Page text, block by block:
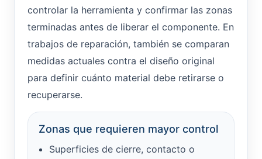
controlar la herramienta y confirmar las zonas
terminadas antes de liberar el componente. En
trabajos de reparación, también se comparan
medidas actuales contra el diseño original
para definir cuánto material debe retirarse o
recuperarse.
Zonas que requieren mayor control
Superficies de cierre, contacto o